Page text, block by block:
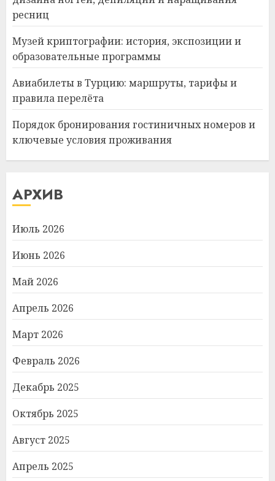
ресниц
Музей криптографии: история, экспозиции и
образовательные программы
Авиабилеты в Турцию: маршруты, тарифы и
правила перелёта
Порядок бронирования гостиничных номеров и
ключевые условия проживания
АРХИВ
Июль 2026
Июнь 2026
Май 2026
Апрель 2026
Март 2026
Февраль 2026
Декабрь 2025
Октябрь 2025
Август 2025
Апрель 2025